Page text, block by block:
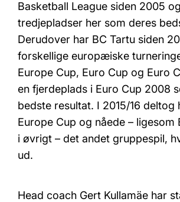
Basketball League siden 2005
tredjepladser her som deres
Derudover har BC Tartu siden
forskellige europæiske
Europe Cup, Euro Cup og Euro
en fjerdeplads i Euro Cup 2008
bedste resultat. I 2015/16 deltog
Europe Cup og nåede – ligesom
i øvrigt – det andet gruppespil,
ud.
Head coach Gert Kullamäe har